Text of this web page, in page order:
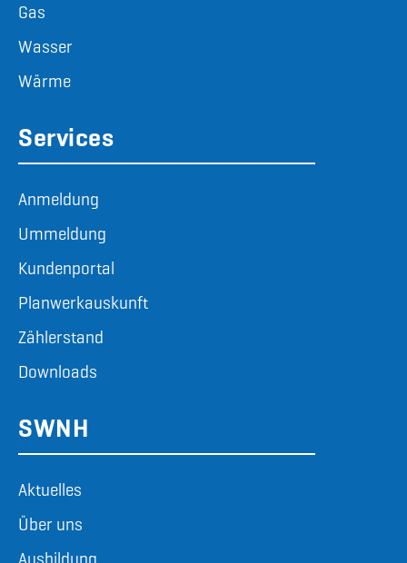
Gas
Wasser
Wärme
Services
Anmeldung
Ummeldung
Kundenportal
Planwerkauskunft
Zählerstand
Downloads
SWNH
Aktuelles
Über uns